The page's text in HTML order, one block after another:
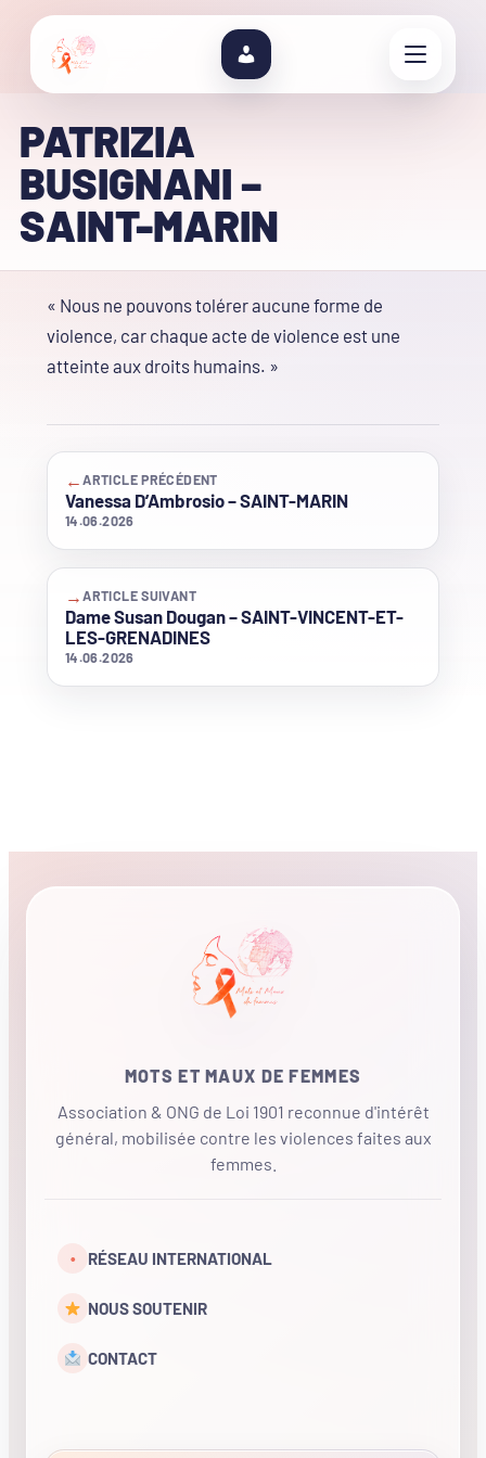
PATRIZIA
BUSIGNANI –
SAINT-MARIN
« Nous ne pouvons tolérer aucune forme de
violence, car chaque acte de violence est une
atteinte aux droits humains. »
←ARTICLE PRÉCÉDENT
Vanessa D’Ambrosio – SAINT-MARIN
14.06.2026
→ARTICLE SUIVANT
Dame Susan Dougan – SAINT-VINCENT-ET-
LES-GRENADINES
14.06.2026
MOTS ET MAUX DE FEMMES
Association & ONG de Loi 1901 reconnue d'intérêt
général, mobilisée contre les violences faites aux
femmes.
• RÉSEAU INTERNATIONAL
NOUS SOUTENIR
CONTACT